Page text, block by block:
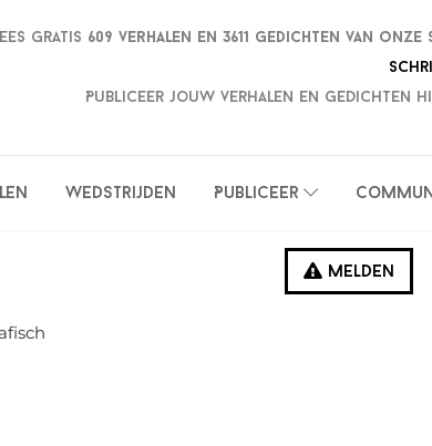
gratis 609 verhalen en 3611 gedichten van
Publiceer jouw verhalen en gedichten
Wedstrijden Publiceer
Melden